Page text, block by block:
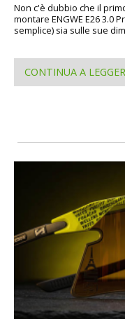
Non c'è dubbio che il
montare ENGWE E26 3.0
semplice) sia sulle sue
CONTINUA A